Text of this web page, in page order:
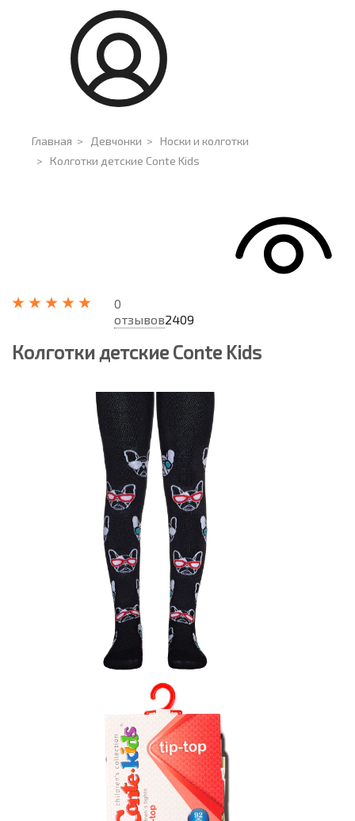
Главная > Девчонки > Носки и колготки
> Колготки детские Conte Kids
0
отзывов2409
Колготки детские Conte Kids